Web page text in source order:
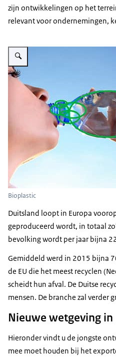
zijn ontwikkelingen op het
relevant voor ondernemingen,
Vergroot afbeelding Circulaire
Bioplastic
Duitsland loopt in Europa
geproduceerd wordt, in totaal
bevolking wordt per jaar bijna
Gemiddeld werd in 2015 bijna
de EU die het meest recyclen
scheidt hun afval. De Duitse
mensen. De branche zal verder
Nieuwe wetgeving
Hieronder vindt u de jongste
mee moet houden bij het